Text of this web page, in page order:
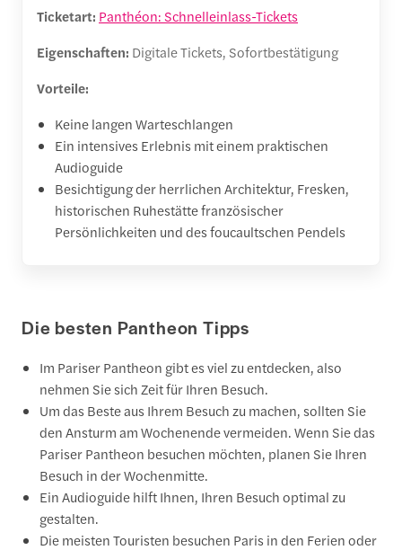
Ticketart: Panthéon: Schnelleinlass-Tickets
Eigenschaften: Digitale Tickets, Sofortbestätigung
Vorteile:
Keine langen Warteschlangen
Ein intensives Erlebnis mit einem praktischen
Audioguide
Besichtigung der herrlichen Architektur, Fresken,
historischen Ruhestätte französischer
Persönlichkeiten und des foucaultschen Pendels
Die besten Pantheon Tipps
Im Pariser Pantheon gibt es viel zu entdecken, also
nehmen Sie sich Zeit für Ihren Besuch.
Um das Beste aus Ihrem Besuch zu machen, sollten Sie
den Ansturm am Wochenende vermeiden. Wenn Sie das
Pariser Pantheon besuchen möchten, planen Sie Ihren
Besuch in der Wochenmitte.
Ein Audioguide hilft Ihnen, Ihren Besuch optimal zu
gestalten.
Die meisten Touristen besuchen Paris in den Ferien oder